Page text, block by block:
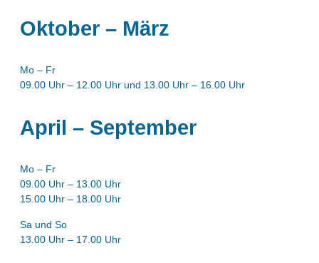
Oktober – März
Mo – Fr
09.00 Uhr – 12.00 Uhr und 13.00 Uhr – 16.00 Uhr
April – September
Mo – Fr
09.00 Uhr – 13.00 Uhr
15.00 Uhr – 18.00 Uhr
Sa und So
13.00 Uhr – 17.00 Uhr